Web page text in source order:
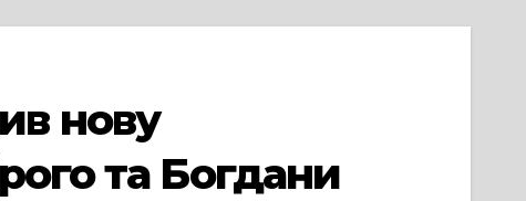
нову
та Богдани